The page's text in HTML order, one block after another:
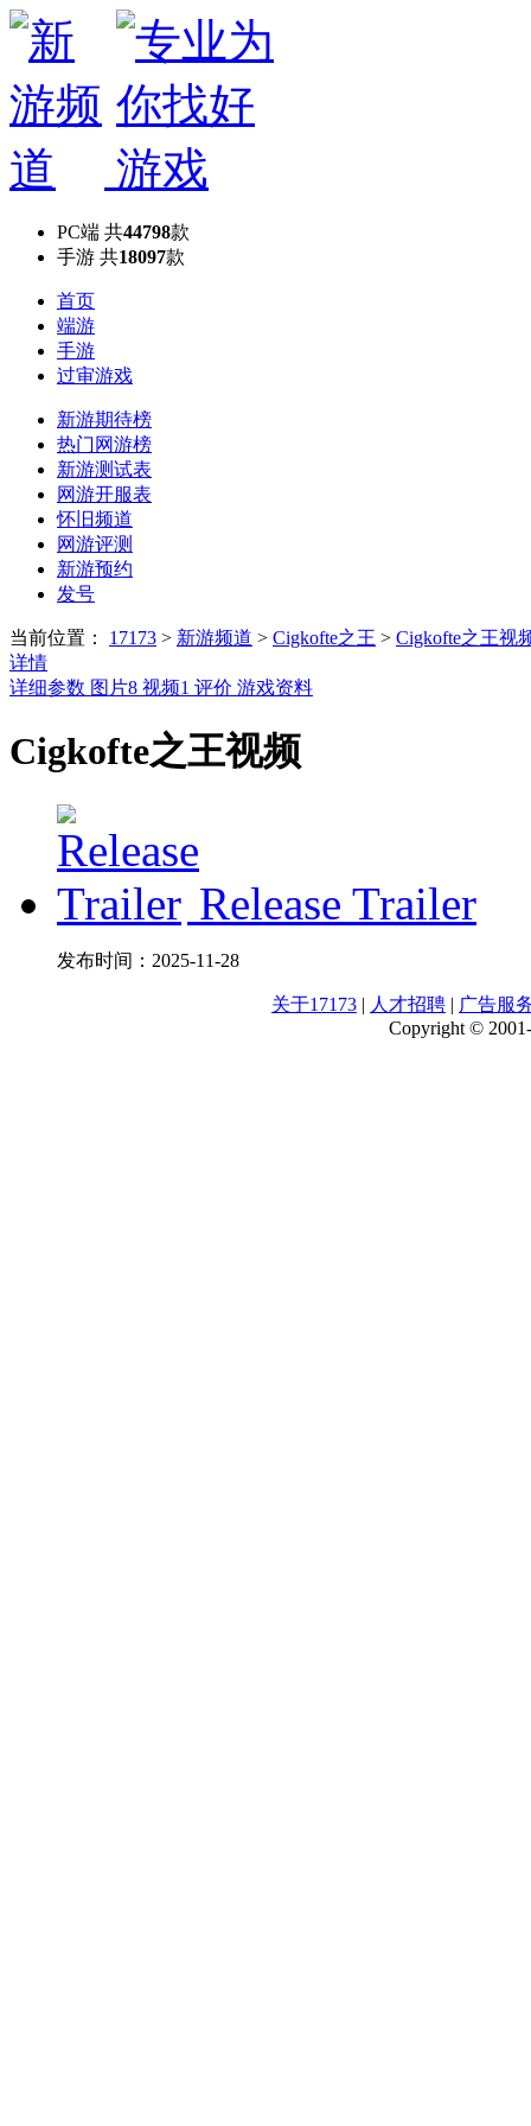
PC端 共44798款
手游 共18097款
首页
端游
手游
过审游戏
新游期待榜
热门网游榜
新游测试表
网游开服表
怀旧频道
网游评测
新游预约
发号
当前位置： 17173 > 新游频道 > Cigkofte之王 > Cigkofte之王视
详情
详细参数 图片8 视频1 评价 游戏资料
Cigkofte之王视频
Release Trailer
发布时间： 2025-11-28
关于17173 | 人才招聘 | 广告服
Copyright ©